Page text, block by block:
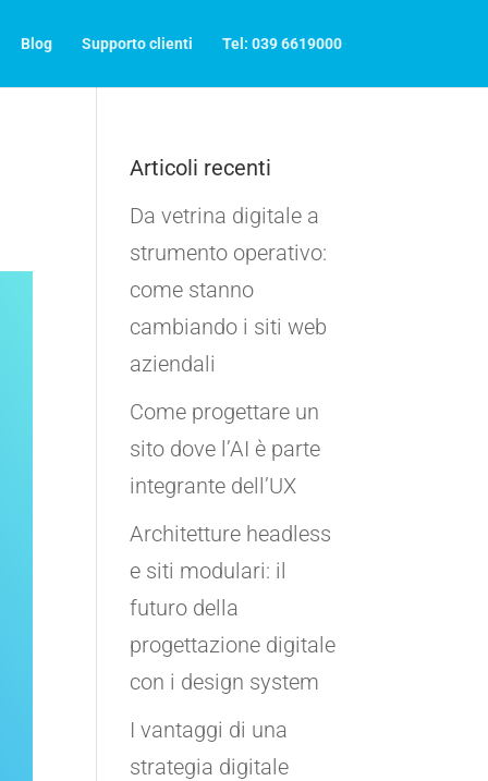
Blog Supporto clienti Tel: 039 6619000
Articoli recenti
Da vetrina digitale a
strumento operativo:
come stanno
cambiando i siti web
aziendali
Come progettare un
sito dove l’AI è parte
integrante dell’UX
Architetture headless
e siti modulari: il
futuro della
progettazione digitale
con i design system
I vantaggi di una
strategia digitale